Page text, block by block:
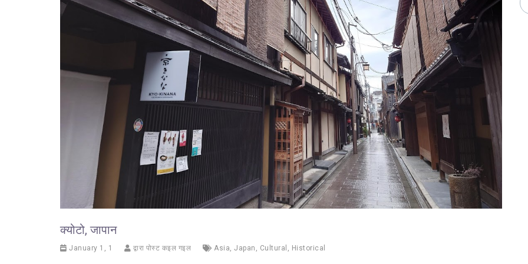
क्योटो, जापान
January 1, 1 द्वारा पोस्ट कइल गइल Asia, Japan , Cultural , Historical